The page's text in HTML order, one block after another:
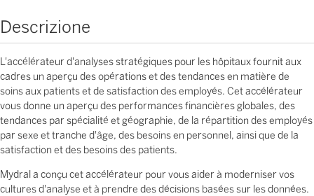
Descrizione
L'accélérateur d'analyses stratégiques pour les hôpitaux fournit aux
cadres un aperçu des opérations et des tendances en matière de
soins aux patients et de satisfaction des employés. Cet accélérateur
vous donne un aperçu des performances financières globales, des
tendances par spécialité et géographie, de la répartition des employés
par sexe et tranche d'âge, des besoins en personnel, ainsi que de la
satisfaction et des besoins des patients.
Mydral a conçu cet accélérateur pour vous aider à moderniser vos
cultures d'analyse et à prendre des décisions basées sur les données.